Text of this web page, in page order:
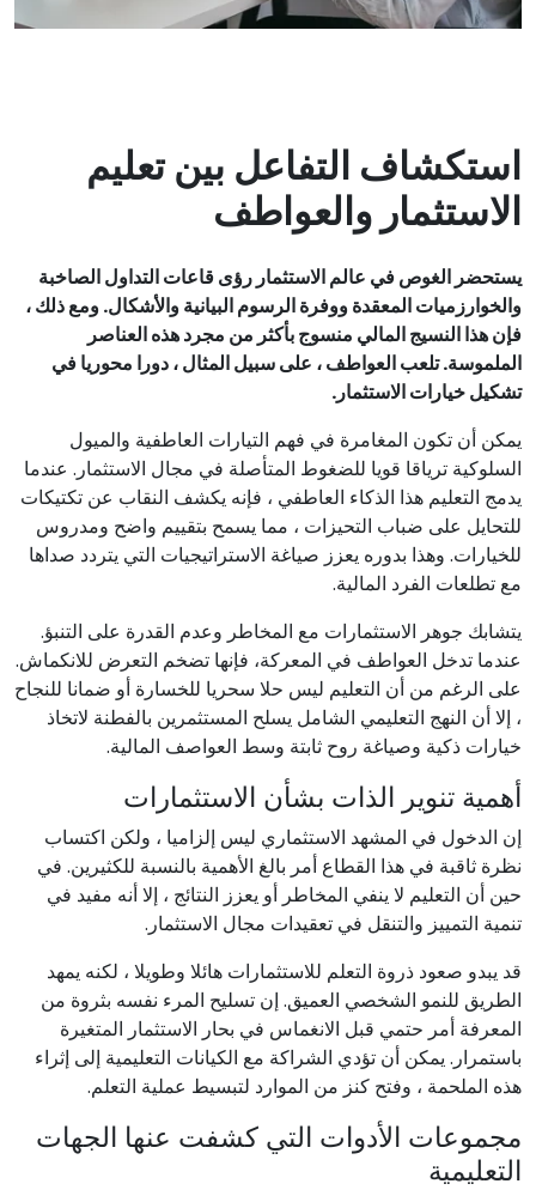
استكشاف التفاعل بين تعليم
الاستثمار والعواطف
يستحضر الغوص في عالم الاستثمار رؤى قاعات التداول الصاخبة
والخوارزميات المعقدة ووفرة الرسوم البيانية والأشكال. ومع ذلك ،
فإن هذا النسيج المالي منسوج بأكثر من مجرد هذه العناصر
الملموسة. تلعب العواطف ، على سبيل المثال ، دورا محوريا في
تشكيل خيارات الاستثمار.
يمكن أن تكون المغامرة في فهم التيارات العاطفية والميول
السلوكية ترياقا قويا للضغوط المتأصلة في مجال الاستثمار. عندما
يدمج التعليم هذا الذكاء العاطفي ، فإنه يكشف النقاب عن تكتيكات
للتحايل على ضباب التحيزات ، مما يسمح بتقييم واضح ومدروس
للخيارات. وهذا بدوره يعزز صياغة الاستراتيجيات التي يتردد صداها
مع تطلعات الفرد المالية.
يتشابك جوهر الاستثمارات مع المخاطر وعدم القدرة على التنبؤ.
عندما تدخل العواطف في المعركة، فإنها تضخم التعرض للانكماش.
على الرغم من أن التعليم ليس حلا سحريا للخسارة أو ضمانا للنجاح
، إلا أن النهج التعليمي الشامل يسلح المستثمرين بالفطنة لاتخاذ
خيارات ذكية وصياغة روح ثابتة وسط العواصف المالية.
أهمية تنوير الذات بشأن الاستثمارات
إن الدخول في المشهد الاستثماري ليس إلزاميا ، ولكن اكتساب
نظرة ثاقبة في هذا القطاع أمر بالغ الأهمية بالنسبة للكثيرين. في
حين أن التعليم لا ينفي المخاطر أو يعزز النتائج ، إلا أنه مفيد في
تنمية التمييز والتنقل في تعقيدات مجال الاستثمار.
قد يبدو صعود ذروة التعلم للاستثمارات هائلا وطويلا ، لكنه يمهد
الطريق للنمو الشخصي العميق. إن تسليح المرء نفسه بثروة من
المعرفة أمر حتمي قبل الانغماس في بحار الاستثمار المتغيرة
باستمرار. يمكن أن تؤدي الشراكة مع الكيانات التعليمية إلى إثراء
هذه الملحمة ، وفتح كنز من الموارد لتبسيط عملية التعلم.
مجموعات الأدوات التي كشفت عنها الجهات
التعليمية